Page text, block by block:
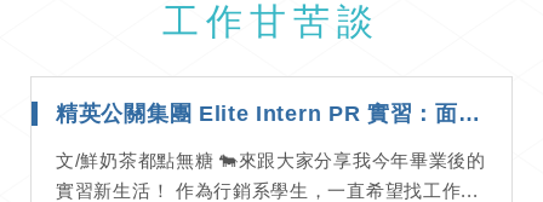
工作甘苦談
精英公關集團 Elite Intern PR 實習：面試到60天的真實工作經歷大公開｜工作甘苦談
文/鮮奶茶都點無糖 🐄來跟大家分享我今年畢業後的
實習新生活！ 作為行銷系學生，一直希望找工作...